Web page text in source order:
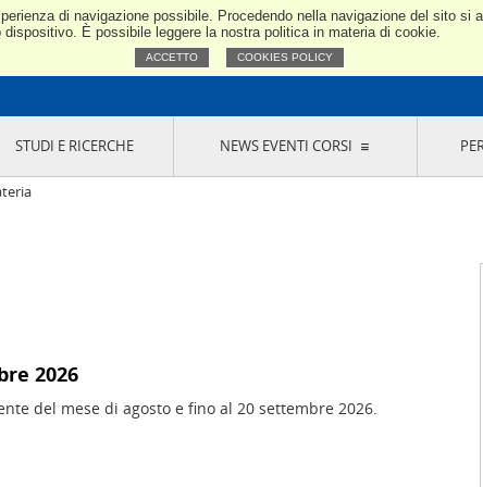
di navigazione possibile. Procedendo nella navigazione del sito si
È possibile leggere la nostra politica in materia di cookie.
ACCETTO COOKIES POLICY
Confindustria Toscana Nord
PICCOLA
IMPRENDITORI
RISERVATI AI SOCI
STUDI E RICERCHE NEWS EVENTI CORSI
2026
del mese di agosto e fino al 20 settembre 2026.